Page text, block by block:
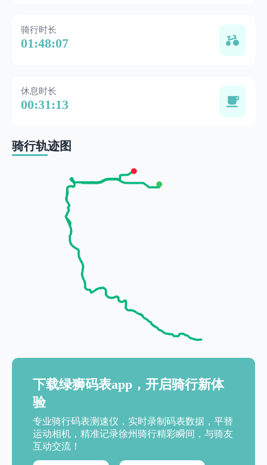
骑行时长
01:48:07
休息时长
00:31:13
骑行轨迹图
下载绿狮码表app，开启骑行新体
验
专业骑行码表测速仪，实时录制码表数据，平替
运动相机，精准记录徐州骑行精彩瞬间，与骑友
互动交流！